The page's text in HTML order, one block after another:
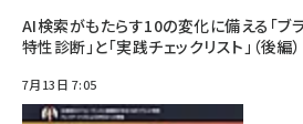
AI検索がもたらす10の変化に備える「ブ
特性診断」と「実践チェックリスト」（後編）
7月13日 7:05